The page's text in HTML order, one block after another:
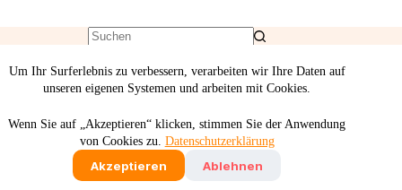
Um Ihr Surferlebnis zu verbessern, verarbeiten wir Ihre Daten auf
unseren eigenen Systemen und arbeiten mit Cookies.
Wenn Sie auf „Akzeptieren“ klicken, stimmen Sie der Anwendung
von Cookies zu. Datenschutzerklärung
Akzeptieren Ablehnen
Deutsch
Impressum
Datenschutz